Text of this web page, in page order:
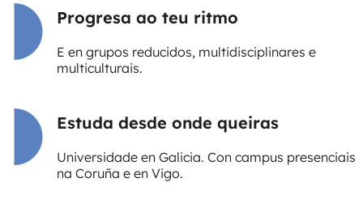
Progresa ao teu ritmo
E en grupos reducidos, multidisciplinares e
multiculturais.
Estuda desde onde queiras
Universidade en Galicia. Con campus presenciais
na Coruña e en Vigo.